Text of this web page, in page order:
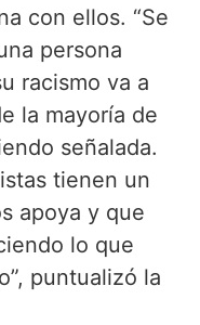
con ellos. “Se
persona
racismo va a
la mayoría de
señalada.
tienen un
apoya y que
lo que
puntualizó la